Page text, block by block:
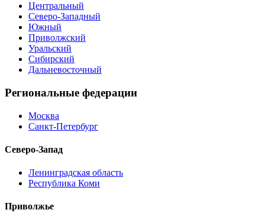
Центральный
Северо-Западный
Южный
Приволжский
Уральский
Сибирский
Дальневосточный
Региональные федерации
Москва
Санкт-Петербург
Северо-Запад
Ленинградская область
Республика Коми
Приволжье